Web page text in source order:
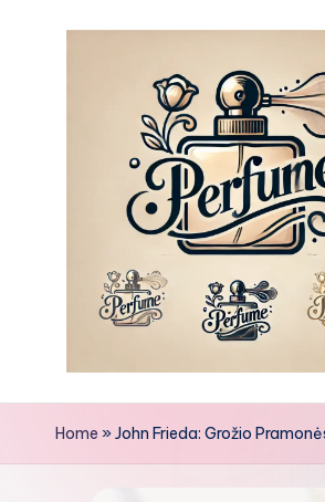
Home »John Frieda: Grožio